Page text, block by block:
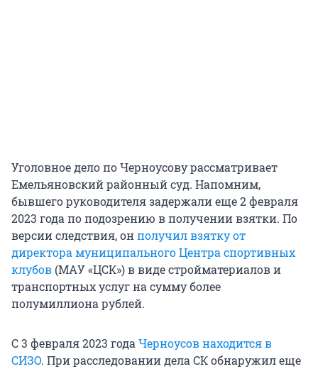
Уголовное дело по Черноусову рассматривает
Емельяновский районный суд. Напомним,
бывшего руководителя задержали еще 2 февраля
2023 года по подозрению в получении взятки. По
версии следствия, онполучил взятку от
директора муниципального Центра спортивных
клубов (МАУ «ЦСК») в виде стройматериалов и
транспортных услуг на сумму более
полумиллиона рублей.
С 3 февраля 2023 годаЧерноусов находится в
СИЗО. При расследовании дела СК обнаружил еще